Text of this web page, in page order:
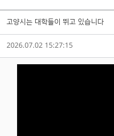
고양시는 대학들이 뛰고 있습니다
2026.07.02 15:27:15